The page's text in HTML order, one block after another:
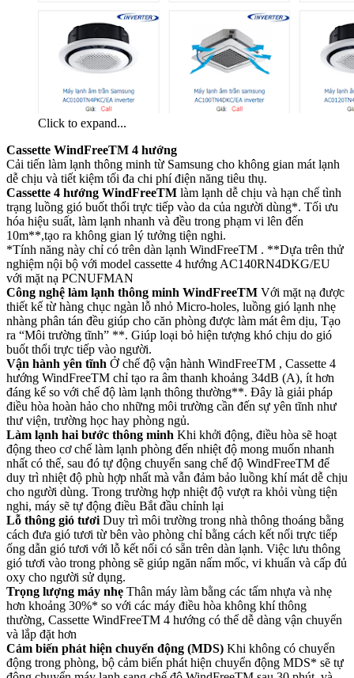
Click to expand...
Cassette WindFreeTM 4 hướng
Cải tiến làm lạnh thông minh từ Samsung cho không gian mát lạnh
dễ chịu và tiết kiệm tối đa chi phí điện năng tiêu thụ.
Cassette 4 hướng WindFreeTM làm lạnh dễ chịu và hạn chế tình
trạng luồng gió buốt thổi trực tiếp vào da của người dùng*. Tối ưu
hóa hiệu suất, làm lạnh nhanh và đều trong phạm vi lên đến
10m**,tạo ra không gian lý tưởng tiện nghi.
*Tính năng này chỉ có trên dàn lạnh WindFreeTM . **Dựa trên thử
nghiệm nội bộ với model cassette 4 hướng AC140RN4DKG/EU
với mặt nạ PCNUFMAN
Công nghệ làm lạnh thông minh WindFreeTM Với mặt nạ được
thiết kế từ hàng chục ngàn lỗ nhỏ Micro-holes, luồng gió lạnh nhẹ
nhàng phân tán đều giúp cho căn phòng được làm mát êm dịu, Tạo
ra “Môi trường tĩnh” **. Giúp loại bỏ hiện tượng khó chịu do gió
buốt thổi trực tiếp vào người.
Vận hành yên tĩnh Ở chế độ vận hành WindFreeTM , Cassette 4
hướng WindFreeTM chỉ tạo ra âm thanh khoảng 34dB (A), ít hơn
đáng kể so với chế độ làm lạnh thông thường**. Đây là giải pháp
điều hòa hoàn hảo cho những môi trường cần đến sự yên tĩnh như
thư viện, trường học hay phòng ngủ.
Làm lạnh hai bước thông minh Khi khởi động, điều hòa sẽ hoạt
động theo cơ chế làm lạnh phòng đến nhiệt độ mong muốn nhanh
nhất có thể, sau đó tự động chuyển sang chế độ WindFreeTM để
duy trì nhiệt độ phù hợp nhất mà vẫn đảm bảo luồng khí mát dễ chịu
cho người dùng. Trong trường hợp nhiệt độ vượt ra khỏi vùng tiện
nghi, máy sẽ tự động điều Bắt đầu chỉnh lại
Lỗ thông gió tươi Duy trì môi trường trong nhà thông thoáng bằng
cách đưa gió tươi từ bên vào phòng chỉ bằng cách kết nối trực tiếp
ống dẫn gió tươi với lỗ kết nối có sẵn trên dàn lạnh. Việc lưu thông
gió tươi vào trong phòng sẽ giúp ngăn nấm mốc, vi khuẩn và cấp đủ
oxy cho người sử dụng.
Trọng lượng máy nhẹ Thân máy làm bằng các tấm nhựa và nhẹ
hơn khoảng 30%* so với các máy điều hòa không khí thông
thường, Cassette WindFreeTM 4 hướng có thể dễ dàng vận chuyển
và lắp đặt hơn
Cảm biến phát hiện chuyển động (MDS) Khi không có chuyển
động trong phòng, bộ cảm biến phát hiện chuyển động MDS* sẽ tự